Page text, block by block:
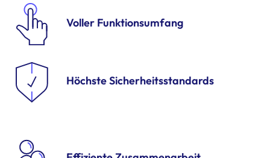
Voller Funktionsumfang
Höchste Sicherheits­standards